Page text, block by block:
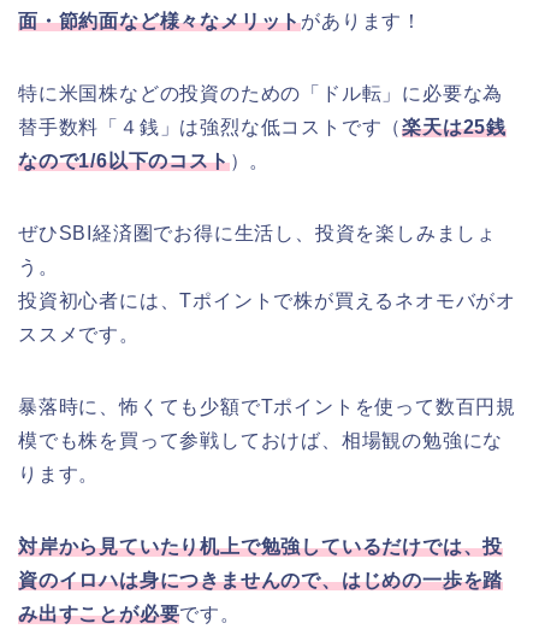
面・節約面など様々なメリットがあります！
特に米国株などの投資のための「ドル転」に必要な為
替手数料「４銭」は強烈な低コストです（楽天は25銭
なので1/6以下のコスト）。
ぜひSBI経済圏でお得に生活し、投資を楽しみましょ
う。
投資初心者には、Tポイントで株が買えるネオモバがオ
ススメです。
暴落時に、怖くても少額でTポイントを使って数百円規
模でも株を買って参戦しておけば、相場観の勉強にな
ります。
対岸から見ていたり机上で勉強しているだけでは、投
資のイロハは身につきませんので、はじめの一歩を踏
み出すことが必要です。